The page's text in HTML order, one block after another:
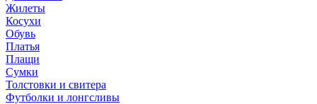
Жилеты
Косухи
Обувь
Платья
Плащи
Сумки
Толстовки и свитера
Футболки и лонгсливы